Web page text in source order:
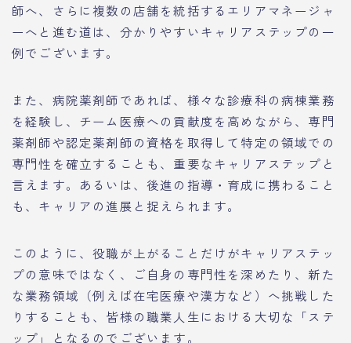
師へ、さらに複数の店舗を統括するエリアマネージャ
ーへと進む道は、分かりやすいキャリアステップの一
例でございます。
また、病院薬剤師であれば、様々な診療科の病棟業務
を経験し、チーム医療への貢献度を高めながら、専門
薬剤師や認定薬剤師の資格を取得して特定の領域での
専門性を確立することも、重要なキャリアステップと
言えます。あるいは、後進の指導・育成に携わること
も、キャリアの進展と捉えられます。
このように、役職が上がることだけがキャリアステッ
プの意味ではなく、ご自身の専門性を深めたり、新た
な業務領域（例えば在宅医療や漢方など）へ挑戦した
りすることも、皆様の職業人生における大切な「ステ
ップ」となるのでございます。